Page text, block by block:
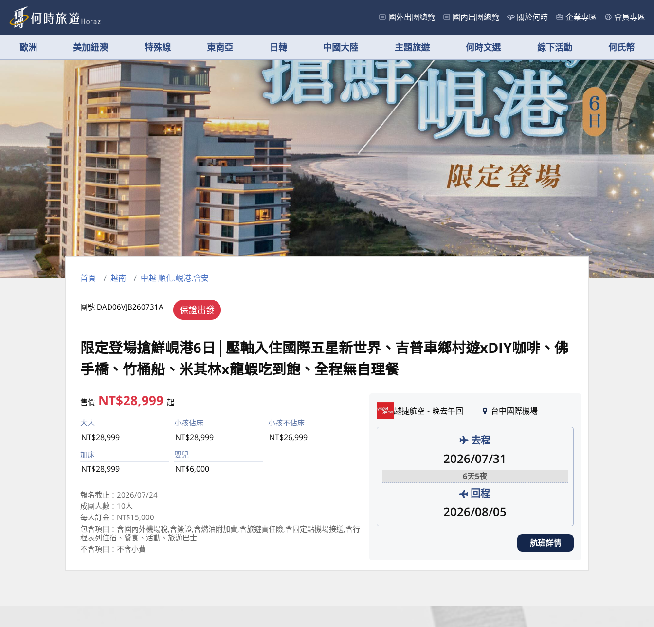
國外出團總覽 國內出團總覽 關於何時 企業專區 會員專區
歐洲 美加紐澳 特殊線 東南亞 日韓 中國大陸 主題旅遊 何時文選 線下活動 何氏幣
首頁 越南 中越 順化.峴港.會安
保證出發
團號 DAD06VJB260731A
限定登場搶鮮峴港6日│壓軸入住國際五星新世界、吉普車鄉村遊xDIY咖啡、佛
手橋、竹桶船、米其林x龍蝦吃到飽、全程無自理餐
售價 NT$28,999起
大人
NT$28,999
小孩佔床
NT$28,999
小孩不佔床
NT$26,999
加床
NT$28,999
嬰兒
NT$6,000
報名截止：2026/07/24
成團人數：10人
每人訂金：NT$15,000
包含項目：含國內外機場稅,含簽證,含燃油附加費,含旅遊責任險,含固定點機場接送,含行
程表列住宿、餐食、活動、旅遊巴士
不含項目：不含小費
越捷航空 晚去午回 台中國際機場
去程
2026/07/31
6天5夜
回程
2026/08/05
航班詳情